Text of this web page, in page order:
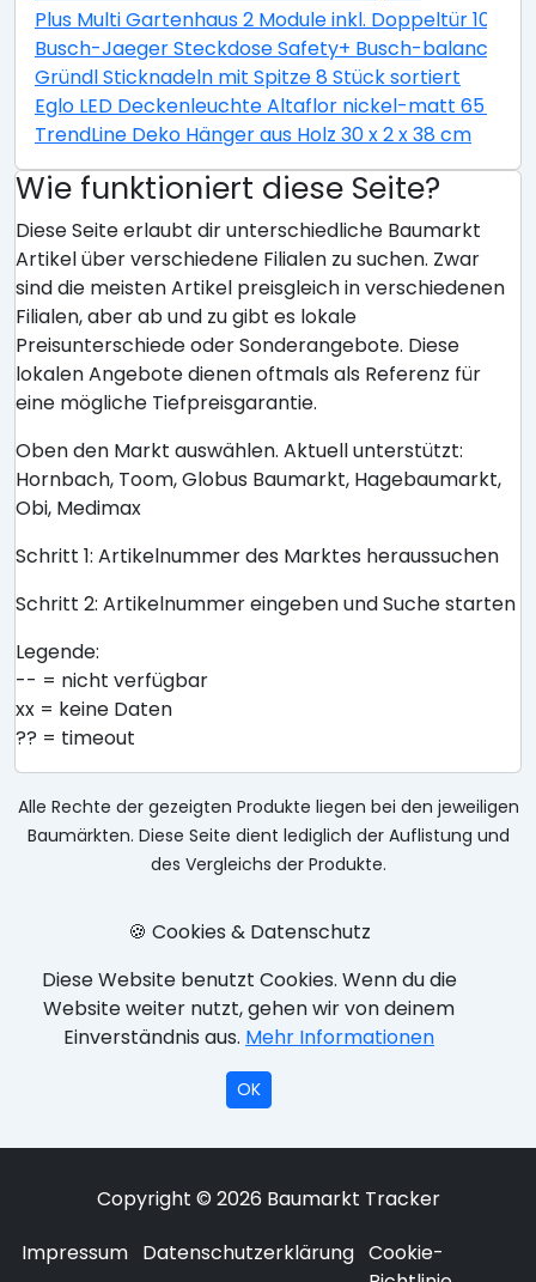
Plus Multi Gartenhaus 2 Module inkl. Doppeltür 10,5
Busch-Jaeger Steckdose Safety+ Busch-balance® SI,
Gründl Sticknadeln mit Spitze 8 Stück sortiert
Eglo LED Deckenleuchte Altaflor nickel-matt 65 x
TrendLine Deko Hänger aus Holz 30 x 2 x 38 cm
Wie funktioniert diese Seite?
Diese Seite erlaubt dir unterschiedliche Baumarkt
Artikel über verschiedene Filialen zu suchen. Zwar
sind die meisten Artikel preisgleich in verschiedenen
Filialen, aber ab und zu gibt es lokale
Preisunterschiede oder Sonderangebote. Diese
lokalen Angebote dienen oftmals als Referenz für
eine mögliche Tiefpreisgarantie.
Oben den Markt auswählen. Aktuell unterstützt:
Hornbach, Toom, Globus Baumarkt, Hagebaumarkt,
Obi, Medimax
Schritt 1: Artikelnummer des Marktes heraussuchen
Schritt 2: Artikelnummer eingeben und Suche starten
Legende:
-- = nicht verfügbar
xx = keine Daten
?? = timeout
Alle Rechte der gezeigten Produkte liegen bei den jeweiligen
Baumärkten. Diese Seite dient lediglich der Auflistung und
des Vergleichs der Produkte.
🍪 Cookies & Datenschutz
Diese Website benutzt Cookies. Wenn du die
Website weiter nutzt, gehen wir von deinem
Einverständnis aus. Mehr Informationen
OK
Copyright © 2026 Baumarkt Tracker
Impressum Datenschutzerklärung Cookie-